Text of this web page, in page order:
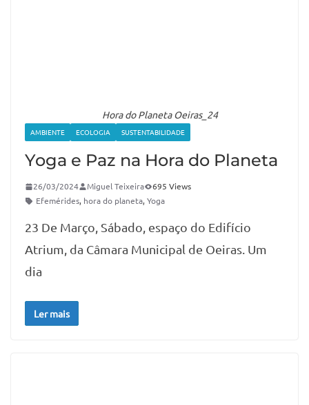
Hora do Planeta Oeiras_24
AMBIENTE ECOLOGIA SUSTENTABILIDADE
Yoga e Paz na Hora do Planeta
26/03/2024 Miguel Teixeira
695 Views
Efemérides, hora do planeta, Yoga
23 De Março, Sábado, espaço do Edifício
Atrium, da Câmara Municipal de Oeiras. Um
dia
Ler mais